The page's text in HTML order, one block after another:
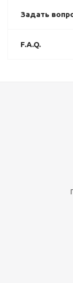
Задать
F.A.Q.